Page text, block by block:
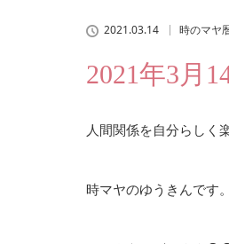
2021.03.14 時のマヤ
2021年3月
人間関係を自分らしく
時マヤのゆうきんです。